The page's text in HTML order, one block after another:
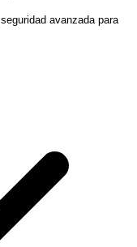
avanzada para